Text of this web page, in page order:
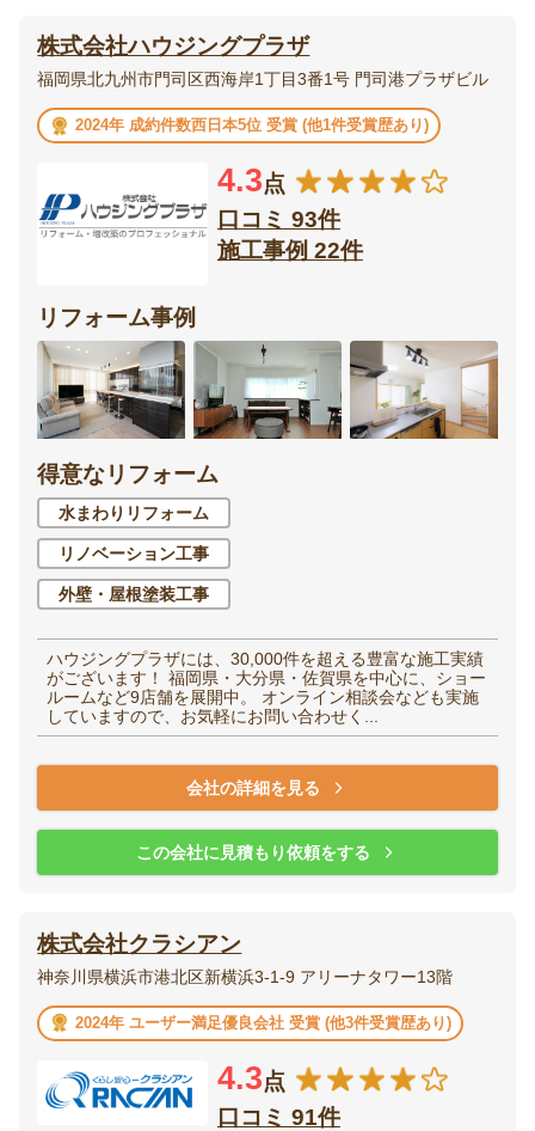
株式会社ハウジングプラザ
福岡県北九州市門司区西海岸1丁目3番1号 門司港プラザビル
2024年 成約件数西日本5位 受賞 (他1件受賞歴あり)
4.3点
口コミ 93件
施工事例 22件
リフォーム事例
得意なリフォーム
水まわりリフォーム
リノベーション工事
外壁・屋根塗装工事
ハウジングプラザには、30,000件を超える豊富な施工実績
がございます！ 福岡県・大分県・佐賀県を中心に、ショー
ルームなど9店舗を展開中。 オンライン相談会なども実施
していますので、お気軽にお問い合わせく...
会社の詳細を見る
この会社に見積もり依頼をする
株式会社クラシアン
神奈川県横浜市港北区新横浜3-1-9 アリーナタワー13階
2024年 ユーザー満足優良会社 受賞 (他3件受賞歴あり)
4.3点
口コミ 91件